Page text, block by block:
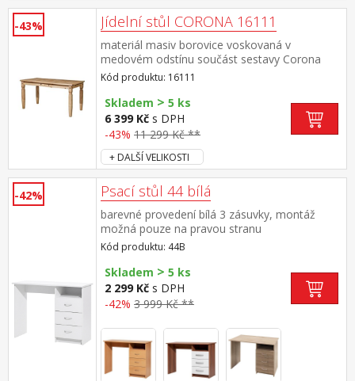
-43% Jídelní stůl CORONA 16111
materiál masiv borovice voskovaná v
medovém odstínu součást sestavy Corona
Kód produktu: 16111
Skladem > 5 ks
6 399 Kč s DPH
-43% 11 299 Kč **
+ DALŠÍ VELIKOSTI
-42% Psací stůl 44 bílá
barevné provedení bílá 3 zásuvky, montáž
možná pouze na pravou stranu
Kód produktu: 44B
Skladem > 5 ks
2 299 Kč s DPH
-42% 3 999 Kč **